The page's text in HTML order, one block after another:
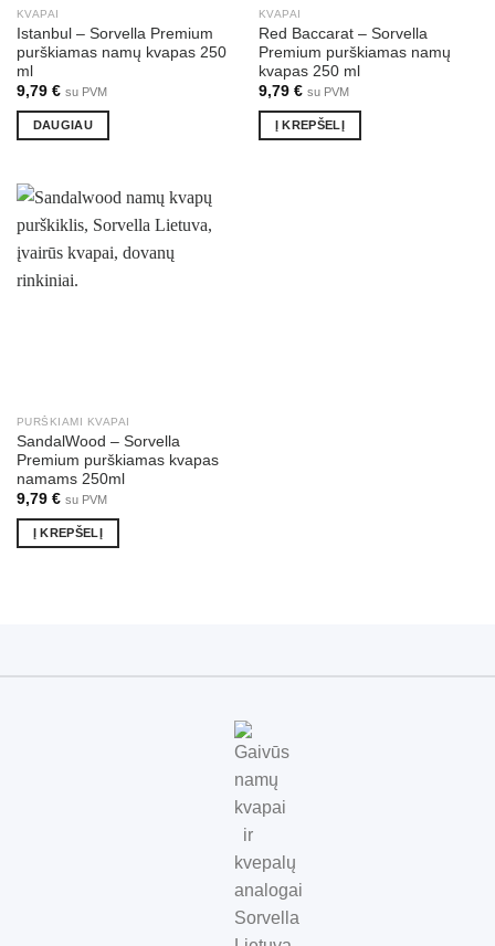
KVAPAI
Istanbul – Sorvella Premium
purškiamas namų kvapas 250
ml
9,79 € su PVM
DAUGIAU
KVAPAI
Red Baccarat – Sorvella
Premium purškiamas namų
kvapas 250 ml
9,79 € su PVM
Į KREPŠELĮ
PURŠKIAMI KVAPAI
SandalWood – Sorvella
Premium purškiamas kvapas
namams 250ml
9,79 € su PVM
Į KREPŠELĮ